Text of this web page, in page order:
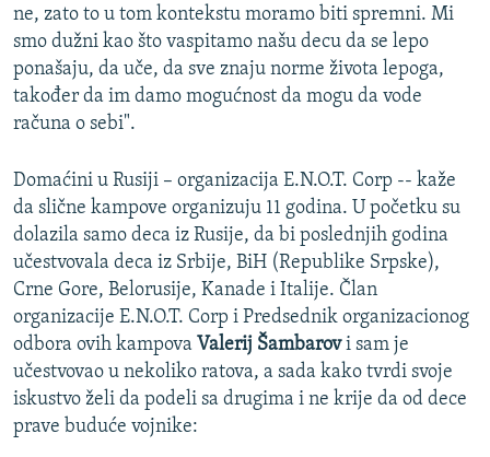
ne, zato to u tom kontekstu moramo biti spremni. Mi
smo dužni kao što vaspitamo našu decu da se lepo
ponašaju, da uče, da sve znaju norme života lepoga,
također da im damo mogućnost da mogu da vode
računa o sebi".
Domaćini u Rusiji – organizacija E.N.O.T. Corp -- kaže
da slične kampove organizuju 11 godina. U početku su
dolazila samo deca iz Rusije, da bi poslednjih godina
učestvovala deca iz Srbije, BiH (Republike Srpske),
Crne Gore, Belorusije, Kanade i Italije. Član
organizacije E.N.O.T. Corp i Predsednik organizacionog
odbora ovih kampova Valerij Šambarovi sam je
učestvovao u nekoliko ratova, a sada kako tvrdi svoje
iskustvo želi da podeli sa drugima i ne krije da od dece
prave buduće vojnike: